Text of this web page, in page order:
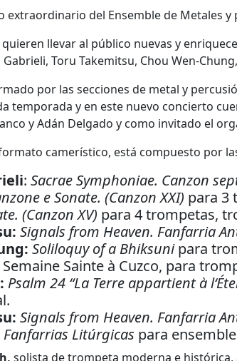
llevar al público nuevas y
Toru Takemitsu, Chou Wen-
por las secciones de metal y
temporada y en este nuevo concierto
y Adán Delgado y como invitado el
camerístico, está compuesto por
: Sacrae Symphoniae. Canzon
e Sonate. (Canzon XXI) para 3
(Canzon XV) para 4 trompetas,
Signals from Heaven. Fanfarria
Soliloquy of a Bhiksunipara
Semaine Sainte à Cuzco, para
Psalm 24 “La Terre appartient à
Signals from Heaven. Fanfarria
Fanfarrias Litúrgicas para
solista de trompeta moderna e